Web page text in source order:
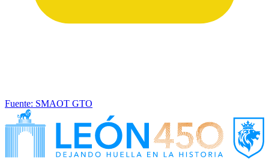
Fuente: SMAOT GTO